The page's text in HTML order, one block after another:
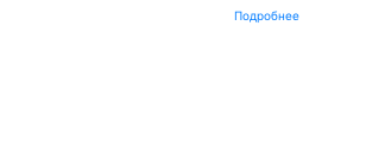
Подробнее